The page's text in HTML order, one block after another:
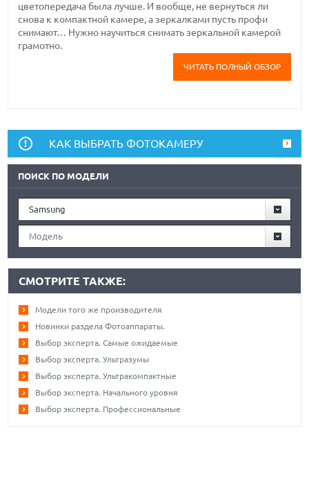
цветопередача была лучше. И вообще, не вернуться ли
снова к компактной камере, а зеркалками пусть профи
снимают… Нужно научиться снимать зеркальной камерой
грамотно.
ЧИТАТЬ ПОЛНЫЙ ОБЗОР
КАК ВЫБРАТЬ ФОТОКАМЕРУ
ПОИСК ПО МОДЕЛИ
Samsung
Модель
СМОТРИТЕ ТАКЖЕ:
Модели того же производителя
Новинки раздела Фотоаппараты.
Выбор эксперта. Самые ожидаемые
Выбор эксперта. Ультразумы
Выбор эксперта. Ультракомпактные
Выбор эксперта. Начального уровня
Выбор эксперта. Профессиональные